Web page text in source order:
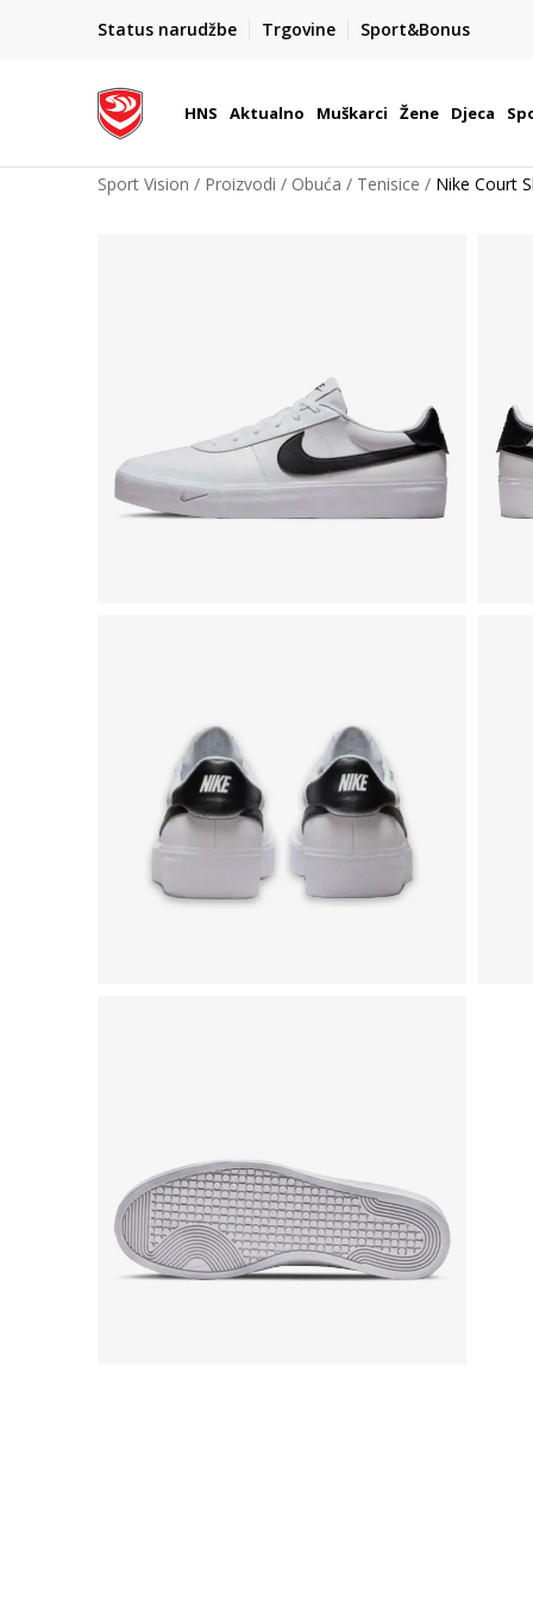
Status narudžbe Trgovine Sport&Bonus
u Hrvatskoj
Team Sales
Vaše mjesto za timske sportove.
HNS Aktualno Muškarci Žene Djeca
Sport Vision Proizvodi Obuća Tenisice Nike Court